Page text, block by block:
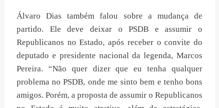
Álvaro Dias também falou sobre a mudança de
partido. Ele deve deixar o PSDB e assumir o
Republicanos no Estado, após receber o convite do
deputado e presidente nacional da legenda, Marcos
Pereira. “Não quer dizer que eu tenha qualquer
problema no PSDB, onde me sinto bem e tenho bons
amigos. Porém, a proposta de assumir o Republicanos